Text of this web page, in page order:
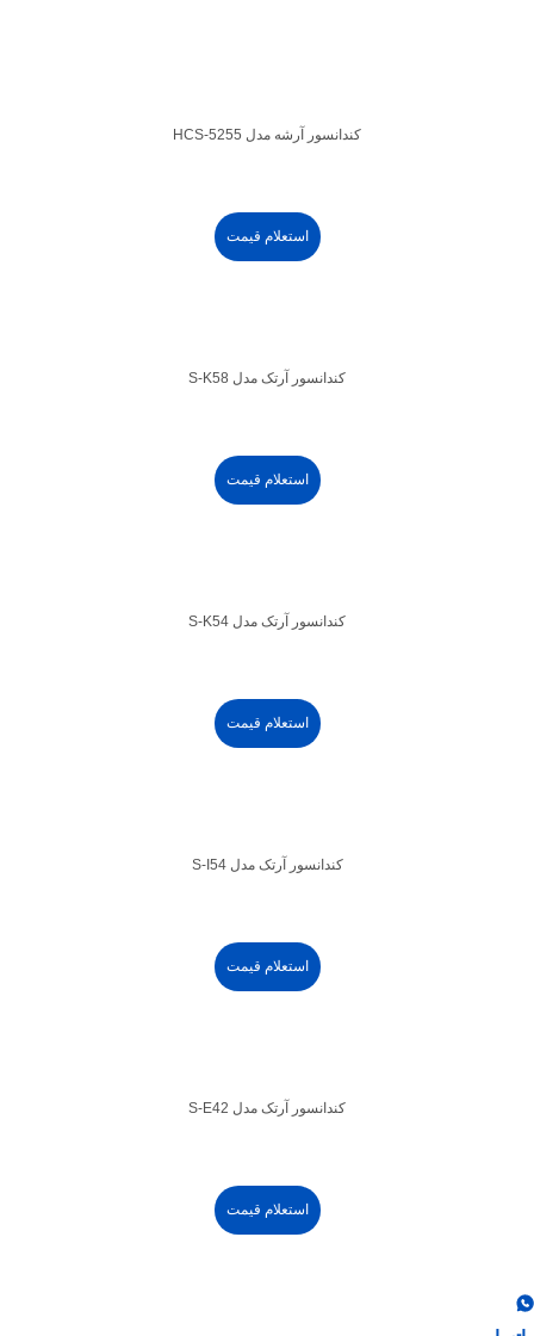
کندانسور آرشه مدل HCS-5255
استعلام قیمت
کندانسور آرتک مدل S-K58
استعلام قیمت
کندانسور آرتک مدل S-K54
استعلام قیمت
کندانسور آرتک مدل S-I54
استعلام قیمت
کندانسور آرتک مدل S-E42
استعلام قیمت